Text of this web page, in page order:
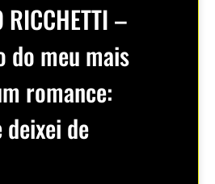
RICCHETTI –
do meu mais
romance:
deixei de